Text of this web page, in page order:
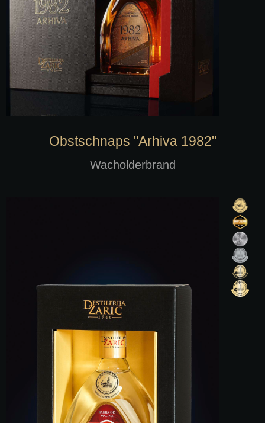
Obstschnaps "Arhiva 1982"
Wacholderbrand